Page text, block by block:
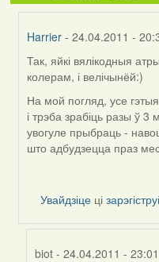
Harrier - 24.04.2011 -
In
reply
to
by
biot1
(госць)
Так, яйкі вялікодныя
колерам, і велічынёй:)
На мой погляд, усе
і трэба зрабіць разы ў
увогуле прыбраць -
што адбудзецца праз
Увайдзіце ці
biot - 24.04.2011 - 23:01